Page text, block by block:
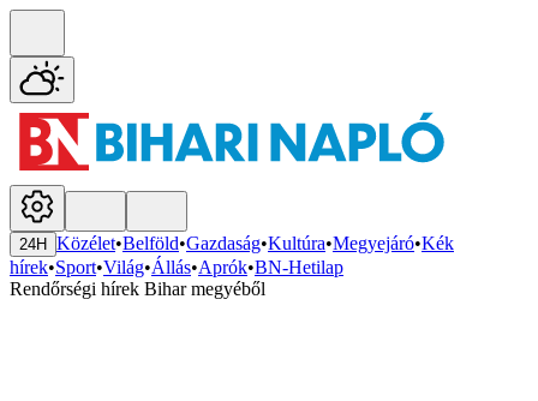
24H Közélet•Belföld•Gazdaság•Kultúra•Megyejáró•Kék
hírek•Sport•Világ•Állás•Aprók•BN-Hetilap
Rendőrségi hírek Bihar megyéből